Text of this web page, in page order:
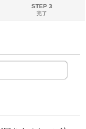
STEP 3
完了